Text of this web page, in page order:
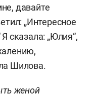
давайте
„Интересное
сказала: „Юлия“,
Шилова.
женой